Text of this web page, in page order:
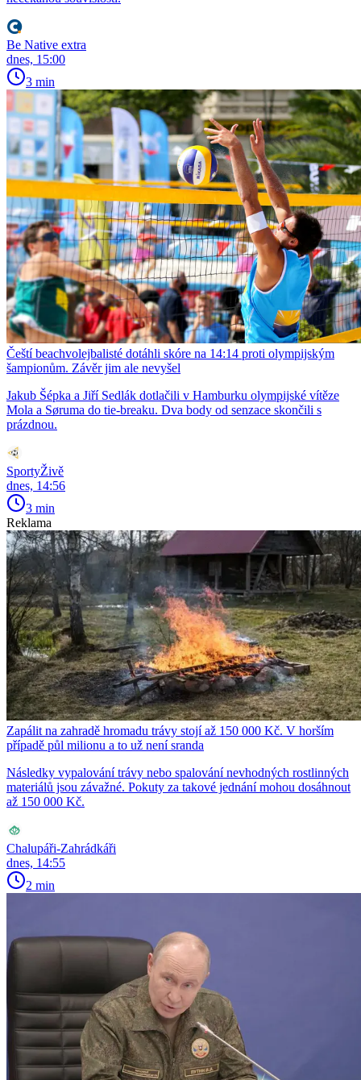
Be Native extra
dnes, 15:00
3 min
Čeští beachvolejbalisté dotáhli skóre na 14:14 proti olympijským
šampionům. Závěr jim ale nevyšel
Jakub Šépka a Jiří Sedlák dotlačili v Hamburku olympijské vítěze
Mola a Søruma do tie-breaku. Dva body od senzace skončili s
prázdnou.
SportyŽivě
dnes, 14:56
3 min
Reklama
Zapálit na zahradě hromadu trávy stojí až 150 000 Kč. V horším
případě půl milionu a to už není sranda
Následky vypalování trávy nebo spalování nevhodných rostlinných
materiálů jsou závažné. Pokuty za takové jednání mohou dosáhnout
až 150 000 Kč.
Chalupáři-Zahrádkáři
dnes, 14:55
2 min